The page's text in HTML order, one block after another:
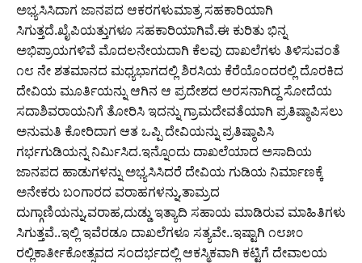
ಅಭ್ಯಸಿಸಿದಾಗ ಜಾನಪದ ಆಕರಗಳು‌ಮಾತ್ರ ಸಹಕಾರಿಯಾಗಿ
ಸಿಗುತ್ತದೆ.ಖೈಪಿಯತ್ತುಗಳೂ ಸಹಕಾರಿಯಾಗಿವೆ.ಈ ಕುರಿತು ಭಿನ್ನ
ಅಭಿಪ್ರಾಯಗಳಿವೆ ಮೊದಲನೇಯದಾಗಿ ಕೆಲವು ದಾಖಲೆಗಳು ತಿಳಿಸುವಂತೆ
೧೮ ನೇ ಶತಮಾನದ ಮಧ್ಯಭಾಗದಲ್ಲಿ ಶಿರಸಿಯ ಕೆರೆಯೊಂದರಲ್ಲಿ ದೊರಕಿದ
ದೇವಿಯ ಮೂರ್ತಿಯನ್ನು ಆಗಿನ ಆ ಪ್ರದೇಶದ ಅರಸನಾಗಿದ್ದ ಸೋದೆಯ
ಸದಾಶಿವರಾಯನಿಗೆ ತೋರಿಸಿ ಇದನ್ನು ಗ್ರಾಮದೇವತೆಯಾಗಿ ಪ್ರತಿಷ್ಠಾಪಿಸಲು
ಅನುಮತಿ ಕೋರಿದಾಗ ಆತ ಒಪ್ಪಿ ದೇವಿಯನ್ನು ಪ್ರತಿಷ್ಠಾಪಿಸಿ
ಗರ್ಭಗುಡಿಯನ್ನ ನಿರ್ಮಿಸಿದ.ಇನ್ನೊಂದು ದಾಖಲೆಯಾದ ಅಸಾದಿಯ
ಜಾನಪದ ಹಾಡುಗಳನ್ನು ಅಭ್ಯಸಿಸಿದರೆ ದೇವಿಯ ಗುಡಿಯ ನಿರ್ಮಾಣಕ್ಕೆ
ಅನೇಕರು ಬಂಗಾರದ ವರಾಹಗಳನ್ನು,ತಾಮ್ರದ
ದುಗ್ಗಾಣಿಯನ್ನು,ವರಾಹ,ದುಡ್ಡು ಇತ್ಯಾದಿ ಸಹಾಯ ಮಾಡಿರುವ ಮಾಹಿತಿಗಳು
ಸಿಗುತ್ತವೆ..ಇಲ್ಲಿ ಇವೆರಡೂ ದಾಖಲೆಗಳೂ ಸತ್ಯವೇ..ಇಷ್ಟಾಗಿ ೧೮೫೦
ರಲ್ಲಿ‌ಕಾರ್ತೀಕೋತ್ಸವದ ಸಂದರ್ಭದಲ್ಲಿ ಆಕಸ್ಮಿಕವಾಗಿ ಕಟ್ಟಿಗೆ ದೇವಾಲಯ